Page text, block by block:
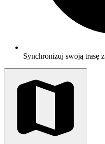
Synchronizuj swoją trasę z